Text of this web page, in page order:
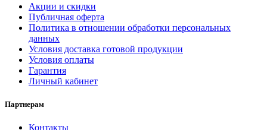
Акции и скидки
Публичная оферта
Политика в отношении обработки персональных
данных
Условия доставка готовой продукции
Условия оплаты
Гарантия
Личный кабинет
Партнерам
Контакты